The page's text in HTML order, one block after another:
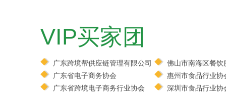
VIP买家团
广东跨境帮供应链管理有限公司
广东省电子商务协会
广东省跨境电子商务行业协会
佛山市南海区餐饮
惠州市食品行业协
深圳市食品行业协